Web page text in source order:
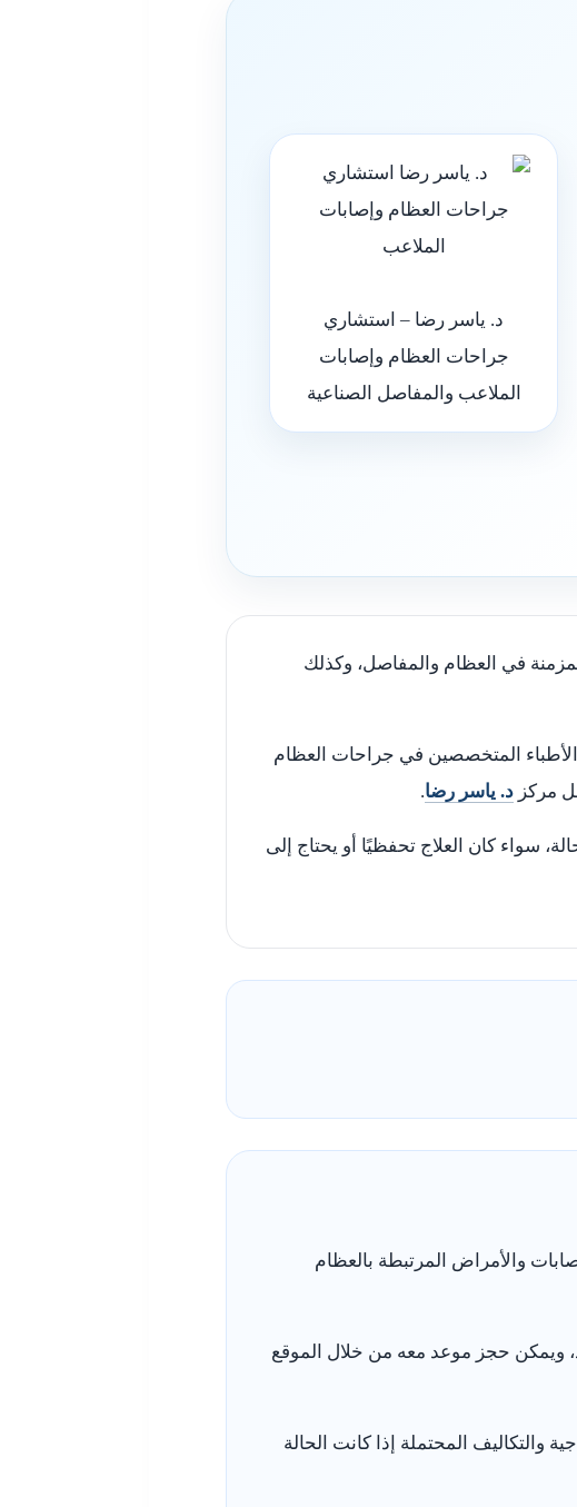
د. ياسر رضا – استشاري
جراحات العظام وإصابات
الملاعب والمفاصل الصناعية
في العظام والمفاصل، وكذلك
المتخصصين في جراحات العظام
مركز د. ياسر رضا.
سواء كان العلاج تحفظيًا أو يحتاج إلى
والأمراض المرتبطة بالعظام
ويمكن حجز موعد معه من خلال الموقع
والتكاليف المحتملة إذا كانت الحالة